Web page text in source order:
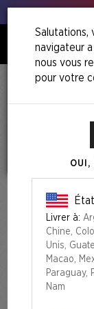
Accueil The
Salutations,
navigateur
nous vous
pour votre
OUI,
Livrer à:
Chine,
Unis,
Macao,
Paraguay,
Nam